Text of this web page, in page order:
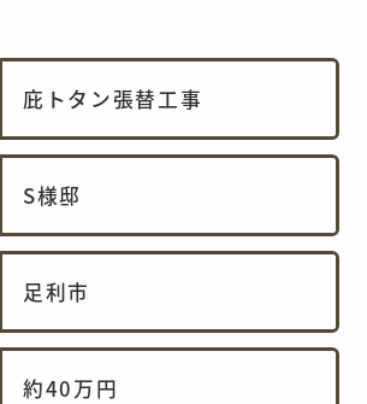
庇トタン張替工事
S様邸
足利市
約40万円